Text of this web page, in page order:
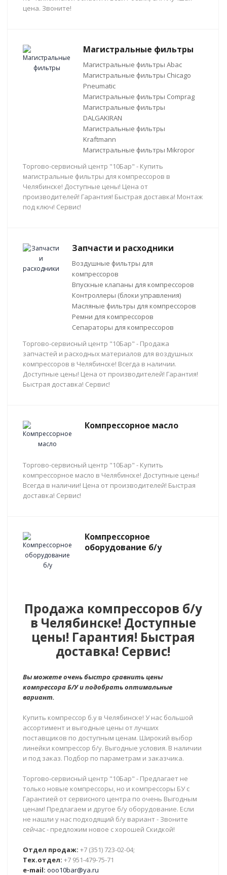
цена. Звоните!
Магистральные фильтры
Магистральные фильтры Abac
Магистральные фильтры Chicago
Pneumatic
Магистральные фильтры Comprag
Магистральные фильтры
DALGAKIRAN
Магистральные фильтры
Kraftmann
Магистральные фильтры Mikropor
Торгово-сервисный центр "10Бар" - Купить
магистральные фильтры для компрессоров в
Челябинске! Доступные цены! Цена от
производителей! Гарантия! Быстрая доставка! Монтаж
под ключ! Сервис!
Запчасти и расходники
Воздушные фильтры для
компрессоров
Впускные клапаны для компрессоров
Контроллеры (блоки управления)
Масляные фильтры для компрессоров
Ремни для компрессоров
Сепараторы для компрессоров
Торгово-сервисный центр "10Бар" - Продажа
запчастей и расходных материалов для воздушных
компрессоров в Челябинске! Всегда в наличии.
Доступные цены! Цена от производителей! Гарантия!
Быстрая доставка! Сервис!
Компрессорное масло
Торгово-сервисный центр "10Бар" - Купить
компрессорное масло в Челябинске! Доступные цены!
Всегда в наличии! Цена от производителей! Быстрая
доставка! Сервис!
Компрессорное
оборудование б/у
Продажа компрессоров б/у
в Челябинске! Доступные
цены! Гарантия! Быстрая
доставка! Сервис!
Вы можете очень быстро сравнить цены
компрессора Б/У и подобрать оптимальные
вариант.
Купить компрессор б.у в Челябинске! У нас большой
ассортимент и выгодные цены от лучших
поставщиков по доступным ценам. Широкий выбор
линейки компрессор б/у. Выгодные условия. В наличии
и под заказ. Подбор по параметрам и заказчика.
Торгово-сервисный центр "10Бар" - Предлагает не
только новые компрессоры, но и компрессоры БУ с
Гарантией от сервисного центра по очень Выгодным
ценам! Предлагаем и другое б/у оборудование. Если
не нашли у нас подходящий б/у вариант - Звоните
сейчас - предложим новое с хорошей Скидкой!
Отдел продаж: +7 (351) 723-02-04;
Тех.отдел: +7 951-479-75-71
e-mail: ooo10bar@ya.ru